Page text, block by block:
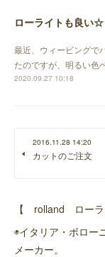
ローライトも良い☆
最近、ウィービングで
たのですが、明るい
2020.09.27 10:18
2016.11.28 14:20
カットのご注文
【 rolland ローラ
◉イタリア・ボロー
メーカー。